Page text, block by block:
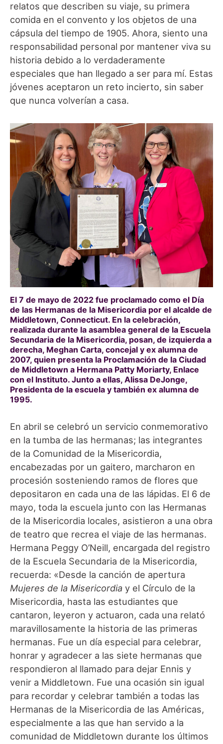
relatos que describen su viaje, su primera
comida en el convento y los objetos de una
cápsula del tiempo de 1905. Ahora, siento una
responsabilidad personal por mantener viva su
historia debido a lo verdaderamente
especiales que han llegado a ser para mí. Estas
jóvenes aceptaron un reto incierto, sin saber
que nunca volverían a casa.
El 7 de mayo de 2022 fue proclamado como el Día
de las Hermanas de la Misericordia por el alcalde de
Middletown, Connecticut. En la celebración,
realizada durante la asamblea general de la Escuela
Secundaria de la Misericordia, posan, de izquierda a
derecha, Meghan Carta, concejal y ex alumna de
2007, quien presenta la Proclamación de la Ciudad
de Middletown a Hermana Patty Moriarty, Enlace
con el Instituto. Junto a ellas, Alissa DeJonge,
Presidenta de la escuela y también ex alumna de
1995.
En abril se celebró un servicio conmemorativo
en la tumba de las hermanas; las integrantes
de la Comunidad de la Misericordia,
encabezadas por un gaitero, marcharon en
procesión sosteniendo ramos de flores que
depositaron en cada una de las lápidas. El 6 de
mayo, toda la escuela junto con las Hermanas
de la Misericordia locales, asistieron a una obra
de teatro que recrea el viaje de las hermanas.
Hermana Peggy O’Neill, encargada del registro
de la Escuela Secundaria de la Misericordia,
recuerda: «Desde la canción de apertura
Mujeres de la Misericordia y el Círculo de la
Misericordia, hasta las estudiantes que
cantaron, leyeron y actuaron, cada una relató
maravillosamente la historia de las primeras
hermanas. Fue un día especial para celebrar,
honrar y agradecer a las siete hermanas que
respondieron al llamado para dejar Ennis y
venir a Middletown. Fue una ocasión sin igual
para recordar y celebrar también a todas las
Hermanas de la Misericordia de las Américas,
especialmente a las que han servido a la
comunidad de Middletown durante los últimos